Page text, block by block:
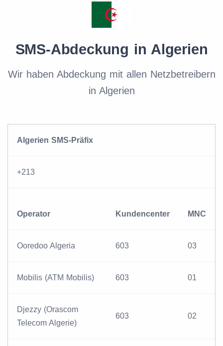
SMS-Abdeckung in Algerien
Wir haben Abdeckung mit allen Netzbetreibern
in Algerien
Algerien SMS-Präfix
+213
Operator Kundencenter MNC
Ooredoo Algeria 603 03
Mobilis (ATM Mobilis) 603 01
Djezzy (Orascom
Telecom Algerie)
603 02